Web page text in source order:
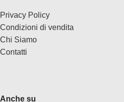
Privacy Policy
Condizioni di vendita
Chi Siamo
Contatti
Anche su